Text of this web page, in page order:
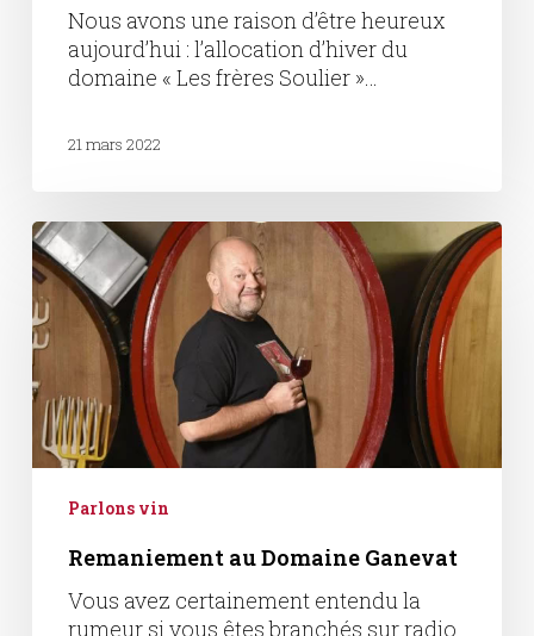
Nous avons une raison d’être heureux
aujourd’hui : l’allocation d’hiver du
domaine « Les frères Soulier »…
21 mars 2022
Remaniement
au
Domaine
Ganevat
Parlons vin
Remaniement au Domaine Ganevat
Vous avez certainement entendu la
rumeur si vous êtes branchés sur radio